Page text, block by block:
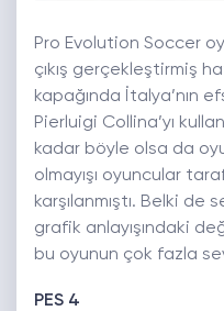
Pro Evolution Soccer
çıkış gerçekleştirmiş
kapağında İtalya’nın
Pierluigi Collina’yı
kadar böyle olsa da
olmayışı oyuncular
karşılanmıştı. Belki de
grafik anlayışındaki
bu oyunun çok fazla
PES 4